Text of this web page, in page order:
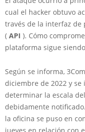
cual el hacker obtuvo
través de la interfaz de
( API ). Cómo
plataforma sigue
Según se informa,
diciembre de 2022 y
determinar la escala
debidamente
la oficina se puso en
jueves en relación con